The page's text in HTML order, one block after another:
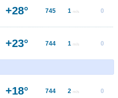
+28° 745 1 m/s 0
+23° 744 1 m/s 0
+18° 744 2 m/s 0